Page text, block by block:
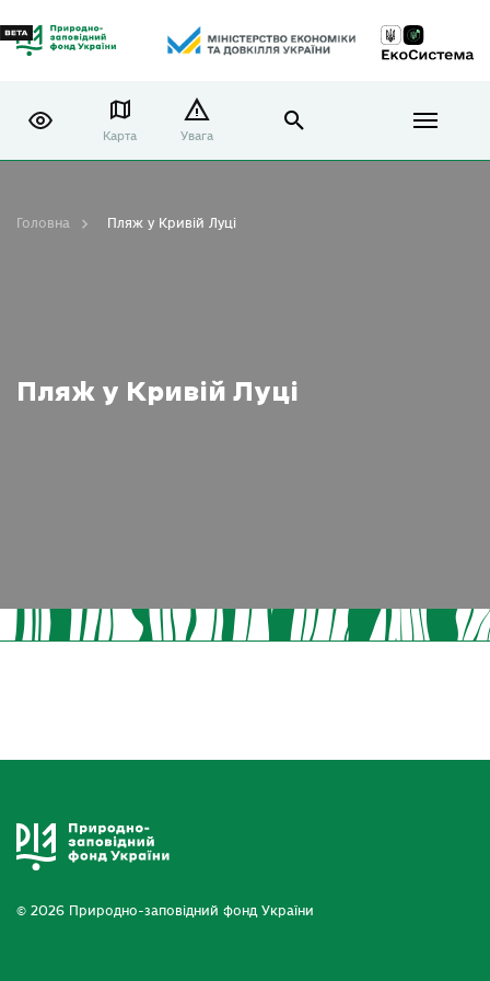
Карта Увага
Пляж у Кривій Луці
Головна Пляж у Кривій Луці
© 2026 Природно-заповідний фонд України